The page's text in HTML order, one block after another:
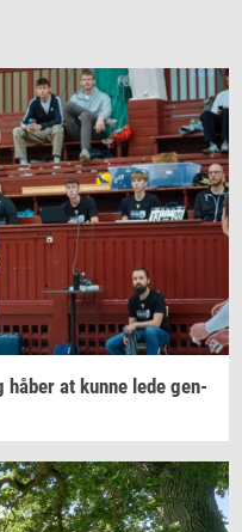
at kunne lede gen­